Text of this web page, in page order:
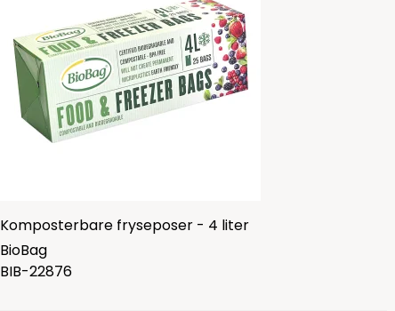
Komposterbare fryseposer - 4 liter
BioBag
BIB-22876